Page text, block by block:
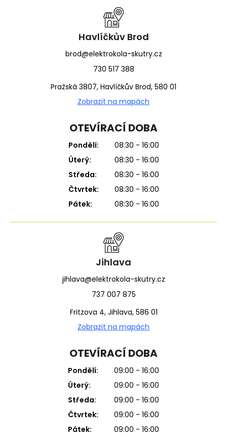
Havlíčkův Brod
brod@elektrokola-skutry.cz
730 517 388
Pražská 3807, Havlíčkův Brod, 580 01
Zobrazit na mapách
OTEVÍRACÍ DOBA
Pondělí:
08:30 - 16:00
Úterý:
08:30 - 16:00
Středa:
08:30 - 16:00
Čtvrtek:
08:30 - 16:00
Pátek:
08:30 - 16:00
Jihlava
jihlava@elektrokola-skutry.cz
737 007 875
Fritzova 4, Jihlava, 586 01
Zobrazit na mapách
OTEVÍRACÍ DOBA
Pondělí:
09:00 - 16:00
Úterý:
09:00 - 16:00
Středa:
09:00 - 16:00
Čtvrtek:
09:00 - 16:00
Pátek:
09:00 - 16:00